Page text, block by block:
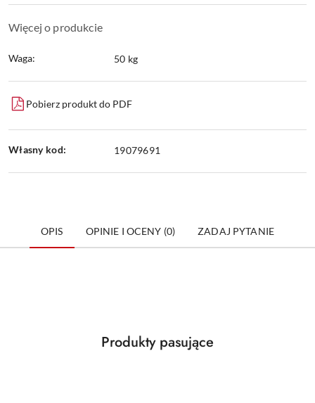
Więcej o produkcie
Waga: 50 kg
Pobierz produkt do PDF
Własny kod: 19079691
OPIS OPINIE I OCENY (0) ZADAJ PYTANIE
Pomiń karuzelę produktów
Produkty
Produkty pasujące